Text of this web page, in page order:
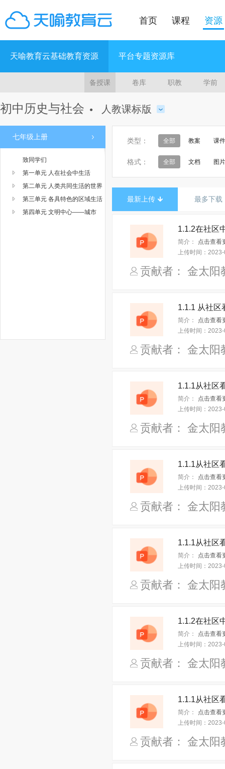
首页 课程 资源
天喻教育云基础教育资源 平台专题资源库
备授课 卷库 职教 学前
初中历史与社会 ● 人教课标版
七年级上册
致同学们
第一单元 人在社会中生活
第二单元 人类共同生活的世界
第三单元 各具特色的区域生活
第四单元 文明中心——城市
类型： 全部 教案 课件
格式： 全部 文档 图片
最新上传 最多下载
简介：
上传时间：
贡献者： 金太阳
简介：
上传时间：
贡献者： 金太阳
简介：
上传时间：
贡献者： 金太阳
简介：
上传时间：
贡献者： 金太阳
简介：
上传时间：
贡献者： 金太阳
简介：
上传时间：
贡献者： 金太阳
简介：
上传时间：
贡献者： 金太阳